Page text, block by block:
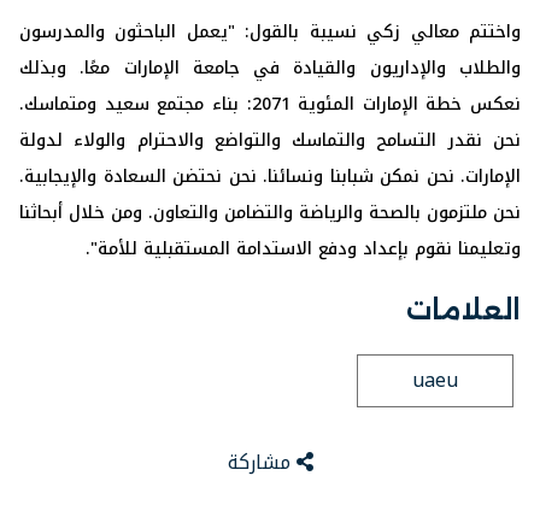
واختتم معالي زكي نسيبة بالقول: "يعمل الباحثون والمدرسون
والطلاب والإداريون والقيادة في جامعة الإمارات معًا. وبذلك
نعكس خطة الإمارات المئوية 2071: بناء مجتمع سعيد ومتماسك.
نحن نقدر التسامح والتماسك والتواضع والاحترام والولاء لدولة
الإمارات. نحن نمكن شبابنا ونسائنا. نحن نحتضن السعادة والإيجابية.
نحن ملتزمون بالصحة والرياضة والتضامن والتعاون. ومن خلال أبحاثنا
وتعليمنا نقوم بإعداد ودفع الاستدامة المستقبلية للأمة".
العلامات
uaeu
مشاركة